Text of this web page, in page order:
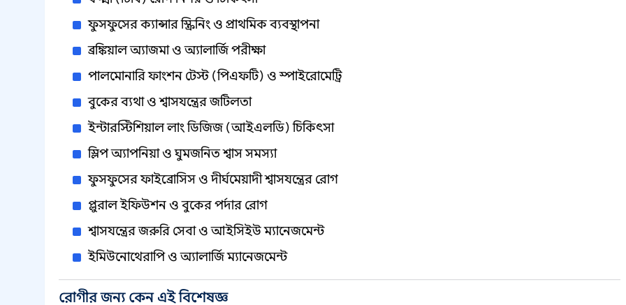
ফুসফুসের ক্যান্সার স্ক্রিনিং ও প্রাথমিক ব্যবস্থাপনা
ব্রঙ্কিয়াল অ্যাজমা ও অ্যালার্জি পরীক্ষা
পালমোনারি ফাংশন টেস্ট (পিএফটি) ও স্পাইরোমেট্রি
বুকের ব্যথা ও শ্বাসযন্ত্রের জটিলতা
ইন্টারস্টিশিয়াল লাং ডিজিজ (আইএলডি) চিকিৎসা
স্লিপ অ্যাপনিয়া ও ঘুমজনিত শ্বাস সমস্যা
ফুসফুসের ফাইব্রোসিস ও দীর্ঘমেয়াদী শ্বাসযন্ত্রের রোগ
প্লুরাল ইফিউশন ও বুকের পর্দার রোগ
শ্বাসযন্ত্রের জরুরি সেবা ও আইসিইউ ম্যানেজমেন্ট
ইমিউনোথেরাপি ও অ্যালার্জি ম্যানেজমেন্ট
রোগীর জন্য কেন এই বিশেষজ্ঞ